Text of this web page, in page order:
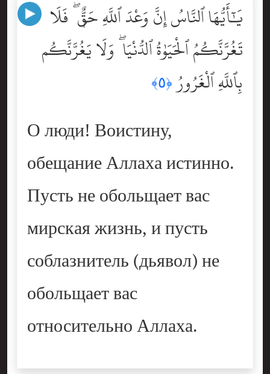
يَٰٓأَيُّهَا ٱلنَّاسُ إِنَّ وَعْدَ ٱللَّهِ حَقٌّۭ ۖ فَلَا
تَغُرَّنَّكُمُ ٱلْحَيَوٰةُ ٱلدُّنْيَا ۖ وَلَا يَغُرَّنَّكُم
بِٱللَّهِ ٱلْغَرُورُ ﴿٥﴾
О люди! Воистину,
обещание Аллаха истинно.
Пусть не обольщает вас
мирская жизнь, и пусть
соблазнитель (дьявол) не
обольщает вас
относительно Аллаха.